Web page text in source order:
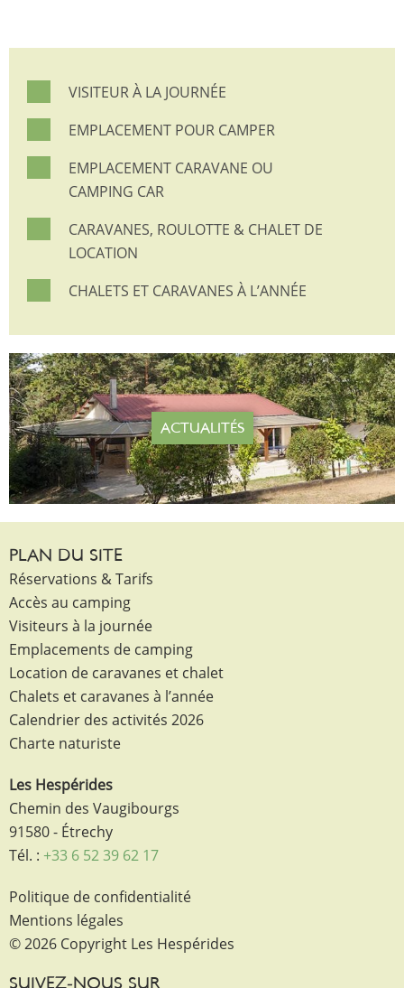
VISITEUR À LA JOURNÉE
EMPLACEMENT POUR CAMPER
EMPLACEMENT CARAVANE OU
CAMPING CAR
CARAVANES, ROULOTTE & CHALET DE
LOCATION
CHALETS ET CARAVANES À L’ANNÉE
ACTUALITÉS
PLAN DU SITE
Réservations & Tarifs
Accès au camping
Visiteurs à la journée
Emplacements de camping
Location de caravanes et chalet
Chalets et caravanes à l’année
Calendrier des activités 2026
Charte naturiste
Les Hespérides
Chemin des Vaugibourgs
91580 - Étrechy
Tél. : +33 6 52 39 62 17
Politique de confidentialité
Mentions légales
© 2026 Copyright Les Hespérides
SUIVEZ-NOUS SUR